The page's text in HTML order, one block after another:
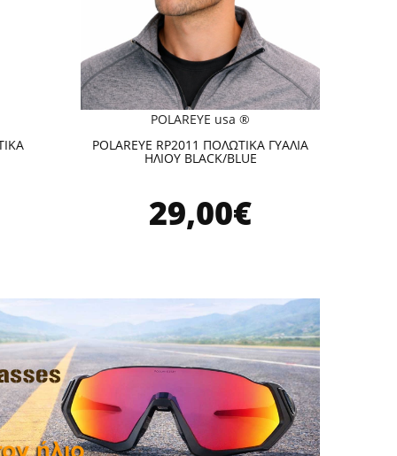
POLAREYE usa ®
POLAREYE RP2011 ΠΟΛΩΤΙΚΑ ΓΥΑΛΙΑ
ΗΛΙΟΥ BLACK/BLUE
29,00€